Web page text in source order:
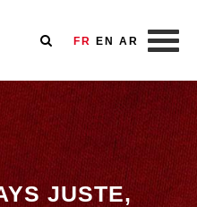
FR EN AR
JUSTE,